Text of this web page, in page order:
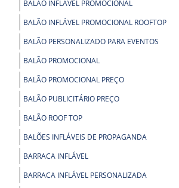
BALÃO INFLÁVEL PROMOCIONAL
BALÃO INFLÁVEL PROMOCIONAL ROOFTOP
BALÃO PERSONALIZADO PARA EVENTOS
BALÃO PROMOCIONAL
BALÃO PROMOCIONAL PREÇO
BALÃO PUBLICITÁRIO PREÇO
BALÃO ROOF TOP
BALÕES INFLÁVEIS DE PROPAGANDA
BARRACA INFLÁVEL
BARRACA INFLÁVEL PERSONALIZADA